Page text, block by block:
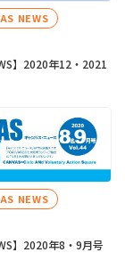
NEWS
】2020年12・2021
NEWS
】2020年8・9月号